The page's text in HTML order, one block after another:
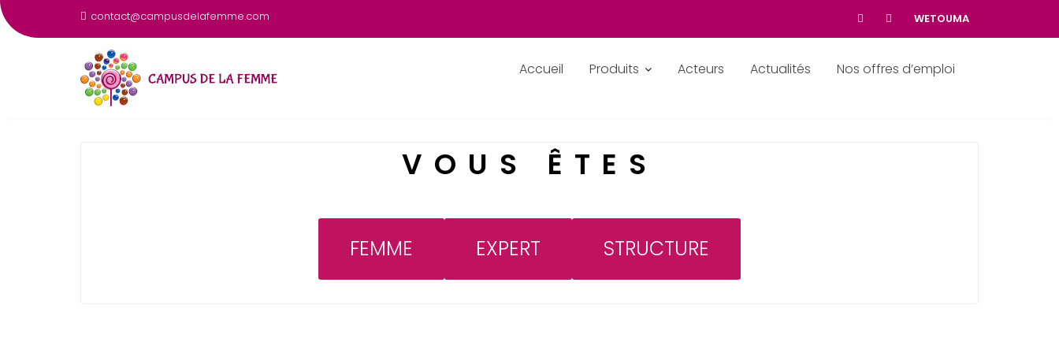
contact@campusdelafemme.com WETOUMA
Accueil Produits Acteurs Actualités Nos offres d’emploi
INSCRIPTION WETOUMA
VOUS ÊTES
FEMME EXPERT STRUCTURE